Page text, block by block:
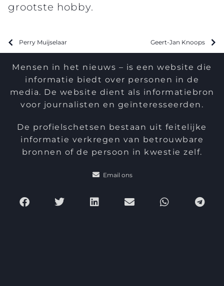
grootste hobby.
Perry Muijselaar Geert-Jan Knoops
Mensen in het nieuws – is een website die
informatie biedt over personen in de
media. De website dient als informatiebron
voor journalisten en geïnteresseerden.
De profielschetsen bestaan uit feitelijke
informatie verkregen van betrouwbare
bronnen of de persoon in kwestie zelf.
Email ons